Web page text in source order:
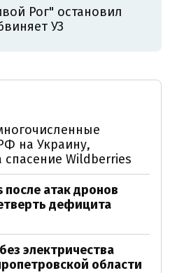
Рог" остановил
УЗ
на Украину,
Wildberries
атак дронов
дефицита
электричества
области